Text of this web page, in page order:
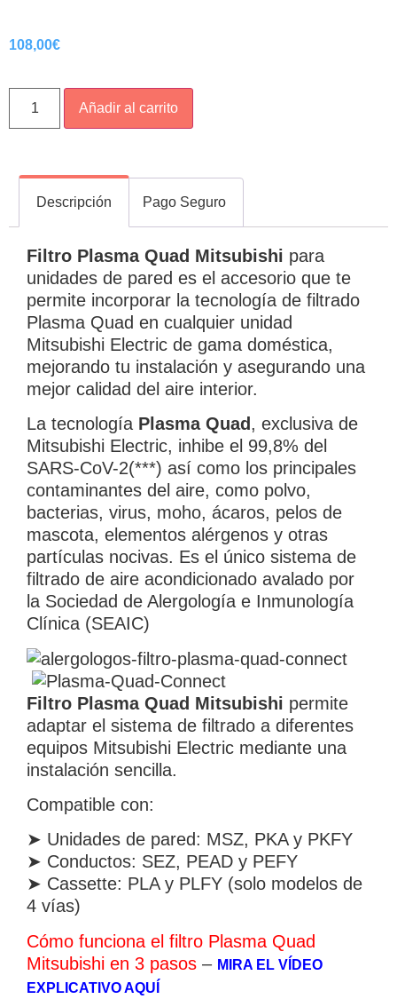
108,00€
Añadir al carrito
Descripción Pago Seguro
Filtro Plasma Quad Mitsubishi para
unidades de pared es el accesorio que te
permite incorporar la tecnología de filtrado
Plasma Quad en cualquier unidad
Mitsubishi Electric de gama doméstica,
mejorando tu instalación y asegurando una
mejor calidad del aire interior.
La tecnología Plasma Quad , exclusiva de
Mitsubishi Electric, inhibe el 99,8% del
SARS-CoV-2(***) así como los principales
contaminantes del aire, como polvo,
bacterias, virus, moho, ácaros, pelos de
mascota, elementos alérgenos y otras
partículas nocivas. Es el único sistema de
filtrado de aire acondicionado avalado por
la Sociedad de Alergología e Inmunología
Clínica (SEAIC)
Filtro Plasma Quad Mitsubishi permite
adaptar el sistema de filtrado a diferentes
equipos Mitsubishi Electric mediante una
instalación sencilla.
Compatible con:
➤ Unidades de pared: MSZ, PKA y PKFY
➤ Conductos: SEZ, PEAD y PEFY
➤ Cassette: PLA y PLFY (solo modelos de
4 vías)
Cómo funciona el filtro Plasma Quad
Mitsubishi en 3 pasos – MIRA EL VÍDEO
EXPLICATIVO AQUÍ